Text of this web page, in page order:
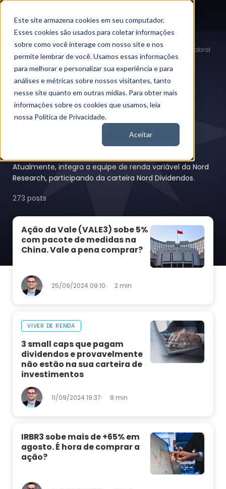
Este site armazena cookies em seu computador.
Esses cookies são usados para coletar informações
sobre como você interage com nosso site e nos
permite lembrar de você. Usamos essas informações
para melhorar e personalizar sua experiência e para
análises e métricas sobre nossos visitantes, tanto
nesse site quanto em outras mídias. Para obter mais
informações sobre os cookies que usamos, leia
nossa Política de Privacidade.
Aceitar
Conheça os analistas da Nord Hugo Cabral
Hugo Cabral
Especialista em ações de dividendos, analista
Atualmente, integra a equipe de renda variável da Nord
Research, participando da carteira Nord Dividendos.
273 posts
Ação da Vale (VALE3) sobe 5%
com pacote de medidas na
China. Vale a pena comprar?
25/09/2024 09:10 2 min
VIVER DE RENDA
3 small caps que pagam
dividendos e provavelmente
não estão na sua carteira de
investimentos
11/09/2024 19:37 8 min
IRBR3 sobe mais de +65% em
agosto. É hora de comprar a
ação?